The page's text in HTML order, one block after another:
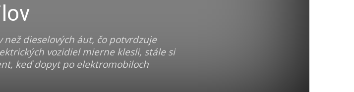
než dieselových áut, čo potvrdzuje
vozidiel mierne klesli, stále si
keď dopyt po elektromobiloch